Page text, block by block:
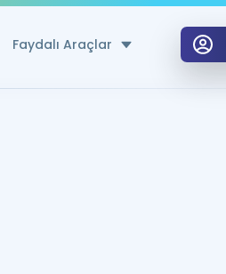
Faydalı Araçlar
Hesaplama Aracı